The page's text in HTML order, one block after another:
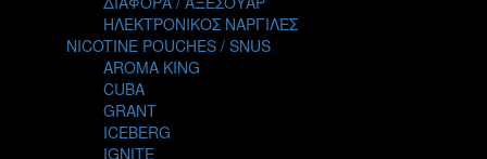
THE ALCHEMIST
THE SMOKER'S CLUB
TIKI MAHU
TWIST
VGOD
WILD ZOO
ΗΛΕΚΤΡΟΝΙΚΟΣ ΝΑΡΓΙΛΕΣ
NICOTINE POUCHES / SNUS
AROMA KING
CUBA
GRANT
ICEBERG
IGNITE